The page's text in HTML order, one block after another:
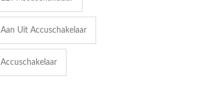
Aan Uit Accuschakelaar
Accuschakelaar